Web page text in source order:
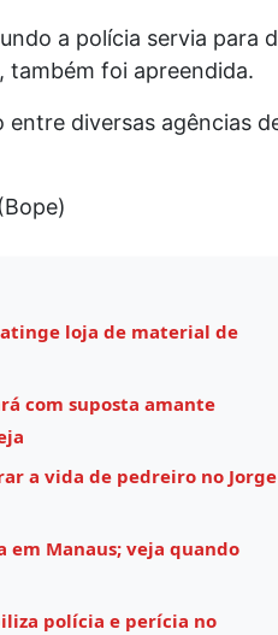
a polícia servia para
também foi apreendida.
diversas agências
loja de material de
com suposta amante
a vida de pedreiro no Jorge
em Manaus; veja quando
polícia e perícia no